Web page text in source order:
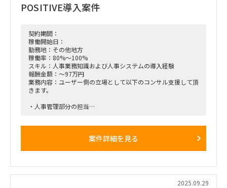
POSITIVE導入案件
契約期間：
稼働開始日：
勤務地：その他地方
稼働率：80%～100%
スキル：人事業務知識および人事システムの導入経験
報酬金額：～97万円
業務内容：ユーザー側の立場として以下のコンサル支援して頂
きます。
・人事管理部分の担当
案件詳細を見る
2025.09.29